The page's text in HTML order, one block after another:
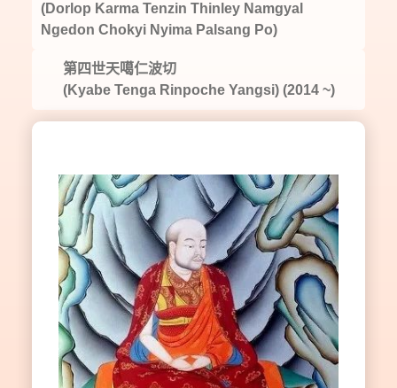
(Dorlop Karma Tenzin Thinley Namgyal
Ngedon Chokyi Nyima Palsang Po)
第四世天噶仁波切
(Kyabe Tenga Rinpoche Yangsi) (2014 ~)